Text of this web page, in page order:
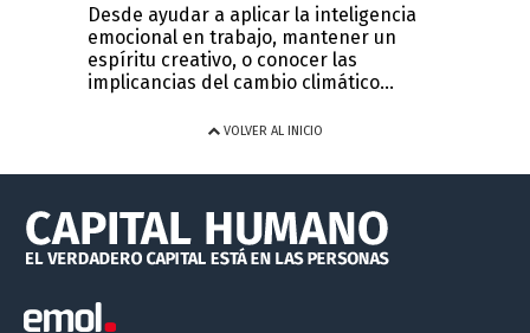
Desde ayudar a aplicar la inteligencia
emocional en trabajo, mantener un
espíritu creativo, o conocer las
implicancias del cambio climático...
VOLVER AL INICIO